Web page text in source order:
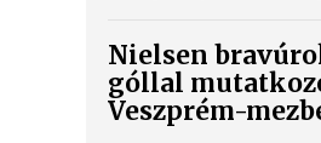
Nielsen
góllal
Veszprém-